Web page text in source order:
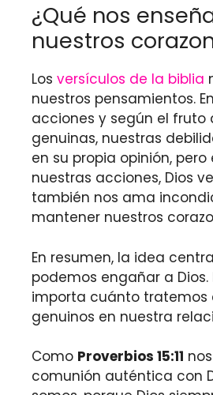
¿Qué nos
nuestros
Los versículos de la biblia
nuestros pensamientos.
acciones y según el fruto
genuinas, nuestras
en su propia opinión,
nuestras acciones, Dios
también nos ama
mantener nuestros
En resumen, la idea
podemos engañar a
importa cuánto tratemos
genuinos en nuestra
Como Proverbios 15:11
comunión auténtica con